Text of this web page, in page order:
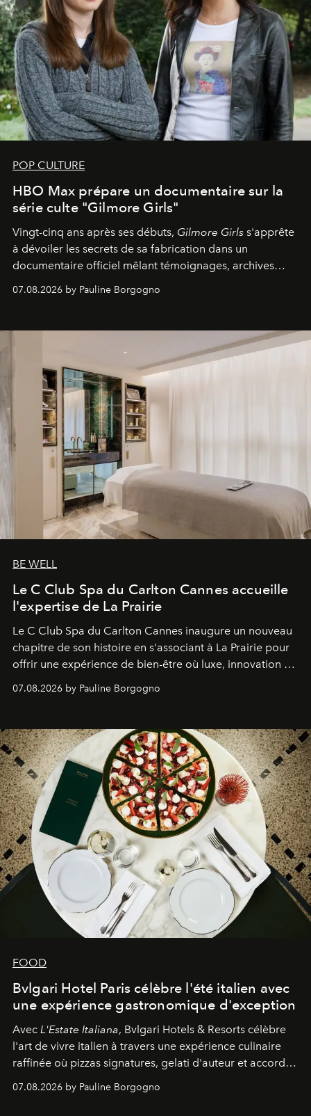
POP CULTURE
HBO Max prépare un documentaire sur la
série culte "Gilmore Girls"
Vingt-cinq ans après ses débuts, Gilmore Girls s'apprête
à dévoiler les secrets de sa fabrication dans un
documentaire officiel mêlant témoignages, archives
inédites et plongée dans les coulisses d'un phénomène
générationnel.
07.08.2026 by Pauline Borgogno
BE WELL
Le C Club Spa du Carlton Cannes accueille
l'expertise de La Prairie
Le C Club Spa du Carlton Cannes inaugure un nouveau
chapitre de son histoire en s'associant à La Prairie pour
offrir une expérience de bien-être où luxe, innovation et
expertise se rencontrent.
07.08.2026 by Pauline Borgogno
FOOD
Bvlgari Hotel Paris célèbre l'été italien avec
une expérience gastronomique d'exception
Avec L'Estate Italiana, Bvlgari Hotels & Resorts célèbre
l'art de vivre italien à travers une expérience culinaire
raffinée où pizzas signatures, gelati d'auteur et accords
d'exception composent un véritable voyage sensoriel.
07.08.2026 by Pauline Borgogno